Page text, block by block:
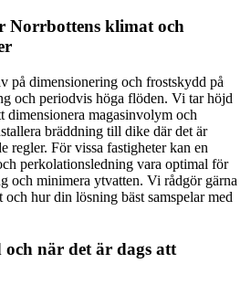
Norrbottens klimat och
på dimensionering och frostskydd på
och periodvis höga flöden. Vi tar höjd
dimensionera magasinvolym och
bräddning till dike där det är
regler. För vissa fastigheter kan en
perkolationsledning vara optimal för
och minimera ytvatten. Vi rådgör gärna
hur din lösning bäst samspelar med
när det är dags att